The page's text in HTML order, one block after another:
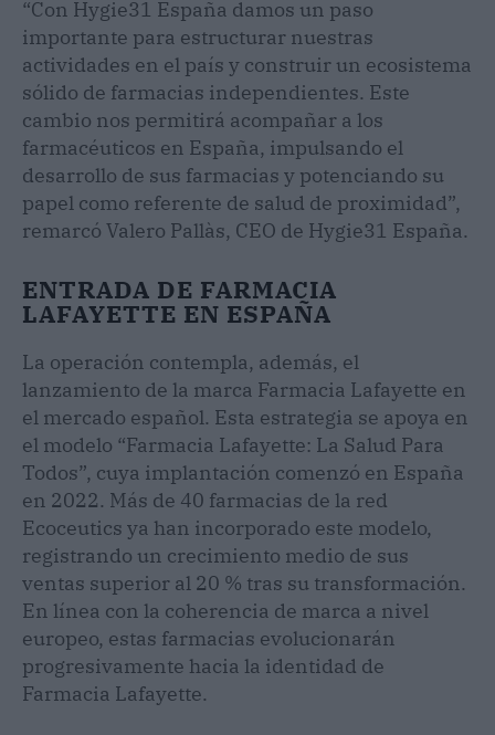
“Con Hygie31 España damos un paso
importante para estructurar nuestras
actividades en el país y construir un ecosistema
sólido de farmacias independientes. Este
cambio nos permitirá acompañar a los
farmacéuticos en España, impulsando el
desarrollo de sus farmacias y potenciando su
papel como referente de salud de proximidad”,
remarcó Valero Pallàs, CEO de Hygie31 España.
ENTRADA DE FARMACIA
LAFAYETTE EN ESPAÑA
La operación contempla, además, el
lanzamiento de la marca Farmacia Lafayette en
el mercado español. Esta estrategia se apoya en
el modelo “Farmacia Lafayette: La Salud Para
Todos”, cuya implantación comenzó en España
en 2022. Más de 40 farmacias de la red
Ecoceutics ya han incorporado este modelo,
registrando un crecimiento medio de sus
ventas superior al 20 % tras su transformación.
En línea con la coherencia de marca a nivel
europeo, estas farmacias evolucionarán
progresivamente hacia la identidad de
Farmacia Lafayette.